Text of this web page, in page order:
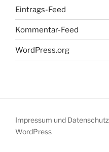
Eintrags-Feed
Kommentar-Feed
WordPress.org
Impressum und Datenschutz
WordPress